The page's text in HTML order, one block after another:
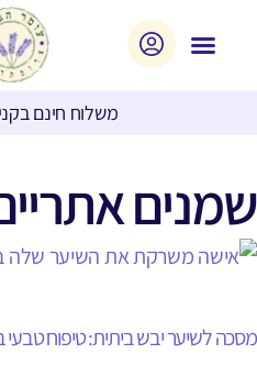
משלוח חינם בקניה
שמנים
מסכה לשיער יבש ביתית: טיפוח